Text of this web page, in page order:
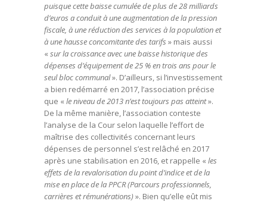
puisque cette baisse cumulée de plus de 28 milliards
d’euros a conduit à une augmentation de la pression
fiscale, à une réduction des services à la population et
à une hausse concomitante des tarifs » mais aussi
« sur la croissance avec une baisse historique des
dépenses d’équipement de 25 % en trois ans pour le
seul bloc communal». D’ailleurs, si l’investissement
a bien redémarré en 2017, l’association précise
que « le niveau de 2013 n’est toujours pas atteint».
De la même manière, l’association conteste
l’analyse de la Cour selon laquelle l’effort de
maîtrise des collectivités concernant leurs
dépenses de personnel s’est relâché en 2017
après une stabilisation en 2016, et rappelle « les
effets de la revalorisation du point d’indice et de la
mise en place de la PPCR (Parcours professionnels,
carrières et rémunérations) ». Bien qu’elle eût mis